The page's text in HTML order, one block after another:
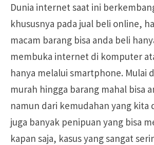
Dunia internet saat ini
khususnya pada jual beli online,
macam barang bisa anda beli
membuka internet di komputer
hanya melalui smartphone. Mulai
murah hingga barang mahal bisa
namun dari kemudahan yang kita
juga banyak penipuan yang bisa
kapan saja, kasus yang sangat